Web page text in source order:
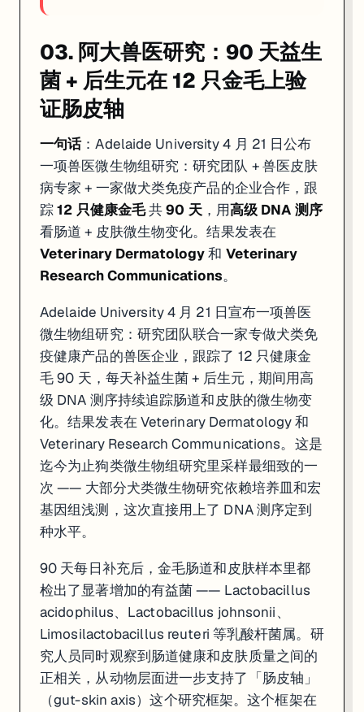
03. 阿大兽医研究：90 天益生
菌 + 后生元在 12 只金毛上验
证肠皮轴
一句话：Adelaide University 4 月 21 日公布
一项兽医微生物组研究：研究团队 + 兽医皮肤
病专家 + 一家做犬类免疫产品的企业合作，跟
踪12 只健康金毛共90 天，用高级 DNA 测序
看肠道 + 皮肤微生物变化。结果发表在
Veterinary Dermatology和 Veterinary
Research Communications。
Adelaide University 4 月 21 日宣布一项兽医
微生物组研究：研究团队联合一家专做犬类免
疫健康产品的兽医企业，跟踪了 12 只健康金
毛 90 天，每天补益生菌 + 后生元，期间用高
级 DNA 测序持续追踪肠道和皮肤的微生物变
化。结果发表在 Veterinary Dermatology 和
Veterinary Research Communications。这是
迄今为止狗类微生物组研究里采样最细致的一
次 —— 大部分犬类微生物研究依赖培养皿和宏
基因组浅测，这次直接用上了 DNA 测序定到
种水平。
90 天每日补充后，金毛肠道和皮肤样本里都
检出了显著增加的有益菌 —— Lactobacillus
acidophilus、Lactobacillus johnsonii、
Limosilactobacillus reuteri 等乳酸杆菌属。研
究人员同时观察到肠道健康和皮肤质量之间的
正相关，从动物层面进一步支持了「肠皮轴」
（gut-skin axis）这个研究框架。这个框架在